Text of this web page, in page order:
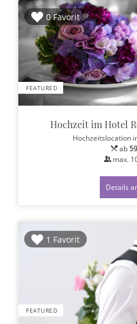
0 Favorit
FEATURED
Hochzeit im Hotel
Hochzeitslocation
ab
max.
Details
1 Favorit
FEATURED